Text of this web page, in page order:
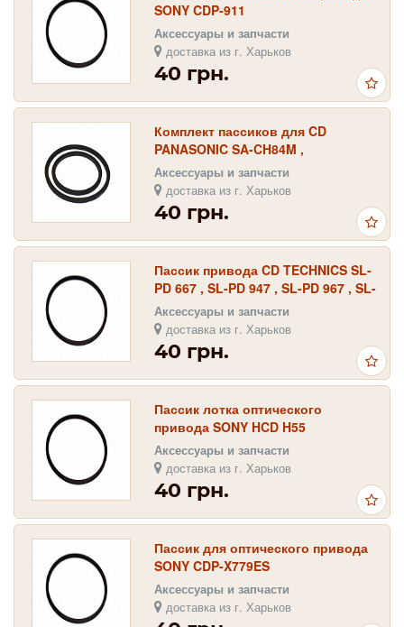
SONY CDP-911
Аксессуары и запчасти
доставка из г. Харьков
40 грн.
Комплект пассиков для CD
PANASONIC SA-CH84M ,
PANASONIC SA-CH94M , TECHNICS
SL-MC3 SL-MC4
Аксессуары и запчасти
доставка из г. Харьков
40 грн.
Пассик привода CD TECHNICS SL-
PD 667 , SL-PD 947 , SL-PD 967 , SL-
PD 987
Аксессуары и запчасти
доставка из г. Харьков
40 грн.
Пассик лотка оптического
привода SONY HCD H55
Аксессуары и запчасти
доставка из г. Харьков
40 грн.
Пассик для оптического привода
SONY CDP-X779ES
Аксессуары и запчасти
доставка из г. Харьков